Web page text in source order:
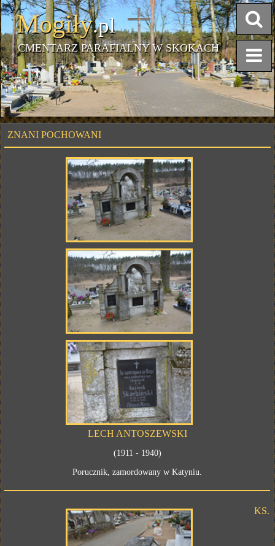
Mogiły.pl
CMENTARZ PARAFIALNY W SKOKACH
ZNANI POCHOWANI
LECH ANTOSZEWSKI
(1911 - 1940)
Porucznik, zamordowany w Katyniu.
KS.